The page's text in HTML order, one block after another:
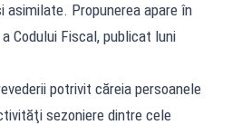
asimilate. Propunerea apare în
Codului Fiscal, publicat luni
potrivit căreia persoanele
sezoniere dintre cele